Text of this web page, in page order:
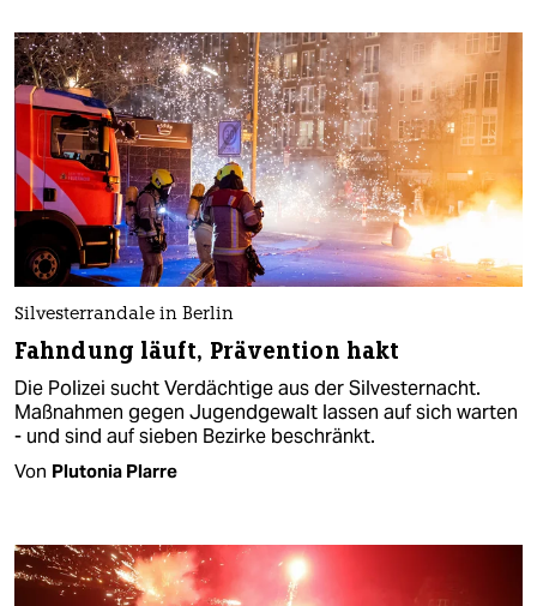
Silvesterrandale in Berlin
Fahndung läuft, Prävention hakt
Die Polizei sucht Verdächtige aus der Silvesternacht.
Maßnahmen gegen Jugendgewalt lassen auf sich warten
- und sind auf sieben Bezirke beschränkt.
Von Plutonia Plarre